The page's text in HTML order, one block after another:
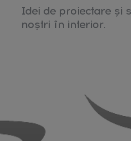
Idei de proiectare și
noștri în interior.